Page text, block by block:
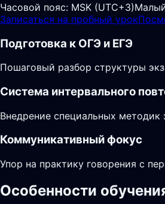
Часовой пояс: MSK (UTC+3)
Записаться на пробный урок
Подготовка к ОГЭ и ЕГЭ
Пошаговый разбор структуры
Система интервального
Внедрение специальных методик
Коммуникативный фокус
Упор на практику говорения с
Особенности